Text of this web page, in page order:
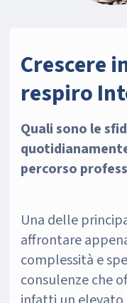
Crescere
respiro
Quali sono le
percorso
Una delle
affrontare
complessità e
consulenze che